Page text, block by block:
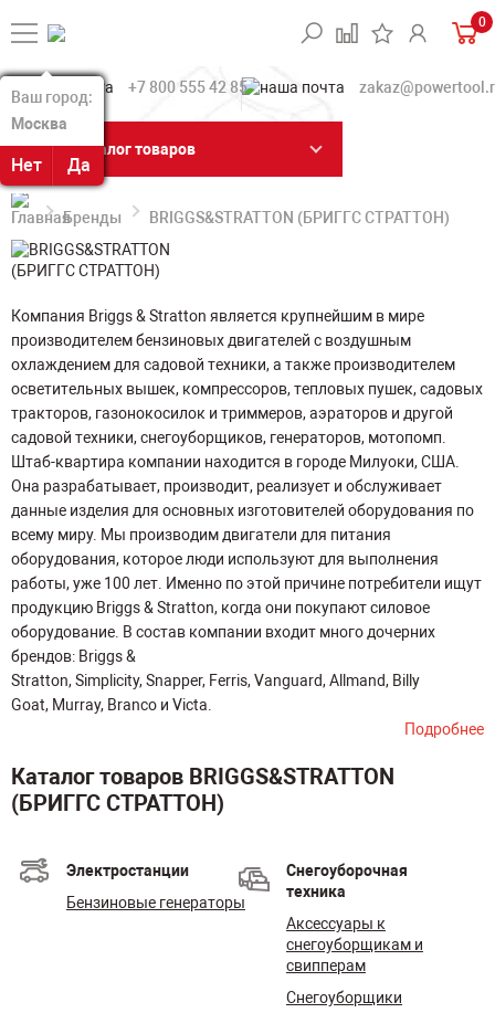
Ваш город:
Москва
Нет Да
Ваш город:
Москва
Нет Да
0
+7 800 555 42 85
Каталог товаров
Бренды BRIGGS&STRATTON (БРИГГС СТРАТТОН)
Компания Briggs & Stratton является крупнейшим в мире
производителем бензиновых двигателей с воздушным
охлаждением для садовой техники, а также производителем
осветительных вышек, компрессоров, тепловых пушек, садовых
тракторов, газонокосилок и триммеров, аэраторов и другой
садовой техники, снегоуборщиков, генераторов, мотопомп.
Штаб-квартира компании находится в городе Милуоки, США.
Она разрабатывает, производит, реализует и обслуживает
данные изделия для основных изготовителей оборудования по
всему миру. Мы производим двигатели для питания
оборудования, которое люди используют для выполнения
работы, уже 100 лет. Именно по этой причине потребители ищут
продукцию Briggs & Stratton, когда они покупают силовое
оборудование. В состав компании входит много дочерних
брендов: Briggs &
Stratton, Simplicity, Snapper, Ferris, Vanguard, Allmand, Billy
Goat, Murray, Branco и Victa.
Подробнее
Каталог товаров BRIGGS&STRATTON
(БРИГГС СТРАТТОН)
Электростанции
Бензиновые генераторы
Снегоуборочная
техника
Аксессуары к
снегоуборщикам и
свипперам
Снегоуборщики